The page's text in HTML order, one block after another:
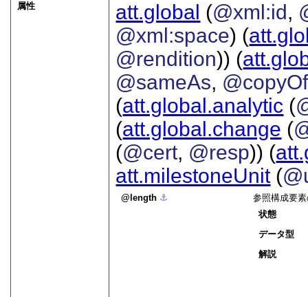
属性 att.global (@xml:id,
@xml:space) (
@rendition)) (
@sameAs, @copyOf
(att.global.analytic (
(att.global.change (
(@cert, @resp)) (
att.milestoneUnit(
length ⚓︎
参照構成要
状態
データ型
解説